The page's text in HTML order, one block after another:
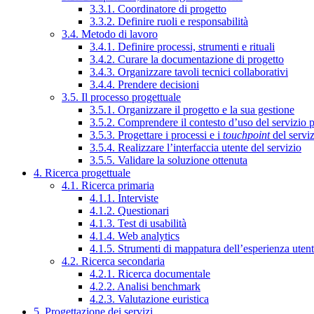
3.3.1. Coordinatore di progetto
3.3.2. Definire ruoli e responsabilità
3.4. Metodo di lavoro
3.4.1. Definire processi, strumenti e rituali
3.4.2. Curare la documentazione di progetto
3.4.3. Organizzare tavoli tecnici collaborativi
3.4.4. Prendere decisioni
3.5. Il processo progettuale
3.5.1. Organizzare il progetto e la sua gestione
3.5.2. Comprendere il contesto d’uso del servizio
3.5.3. Progettare i processi e i touchpointdel
3.5.4. Realizzare l’interfaccia utente del servizio
3.5.5. Validare la soluzione ottenuta
4. Ricerca progettuale
4.1. Ricerca primaria
4.1.1. Interviste
4.1.2. Questionari
4.1.3. Test di usabilità
4.1.4. Web analytics
4.1.5. Strumenti di mappatura dell’esperienza
4.2. Ricerca secondaria
4.2.1. Ricerca documentale
4.2.2. Analisi benchmark
4.2.3. Valutazione euristica
5. Progettazione dei servizi